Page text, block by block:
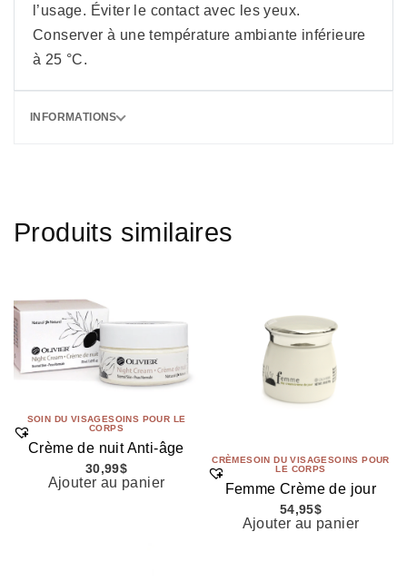
l’usage. Éviter le contact avec les yeux.
Conserver à une température ambiante inférieure
à 25 °C.
INFORMATIONS
Produits similaires
SOIN DU VISAGESOINS POUR LE
CORPS
Crème de nuit Anti-âge
30,99$
Ajouter au panier
CRÈMESOIN DU VISAGESOINS POUR
LE CORPS
Femme Crème de jour
54,95$
Ajouter au panier